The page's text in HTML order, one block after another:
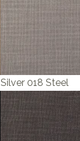
Silver 018 Steel